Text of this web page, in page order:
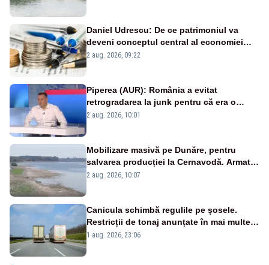
Daniel Udrescu: De ce patrimoniul va
deveni conceptul central al economiei
viitoare?
2 aug. 2026, 09:22
Piperea (AUR): România a evitat
retrogradarea la junk pentru că era o
catastrofă pentru bănci și fondurile de
2 aug. 2026, 10:01
Mobilizare masivă pe Dunăre, pentru
salvarea producției la Cernavodă. Armata
va detona o stâncă și va devia apa
2 aug. 2026, 10:07
Canicula schimbă regulile pe șosele.
Restricții de tonaj anunțate în mai multe
județe
1 aug. 2026, 23:06